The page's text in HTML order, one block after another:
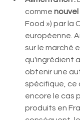
comme
Food ») par la
européenne.
sur le marché
qu'ingrédient
obtenir une
spécifique, ce
encore le cas
produits en